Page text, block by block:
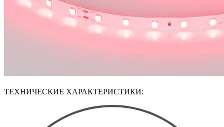
ТЕХНИЧЕСКИЕ ХАРАКТЕРИСТИКИ: